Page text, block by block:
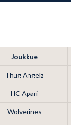
Joukkue
Thug Angelz
HC Apari
Wolverines